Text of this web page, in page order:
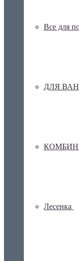
Все для
ДЛЯ
Лесенка